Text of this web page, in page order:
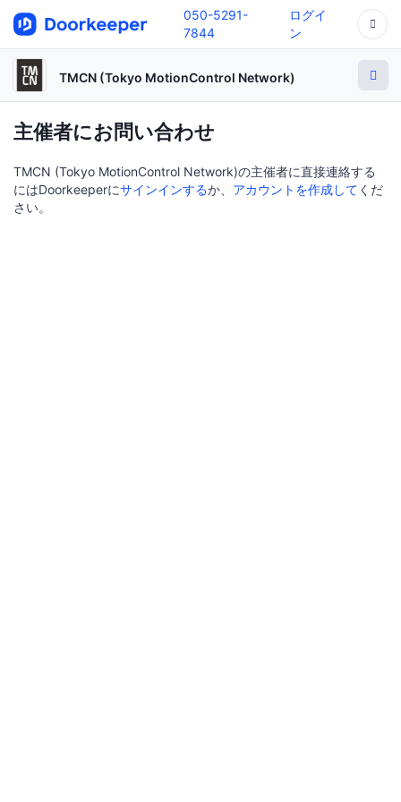
050-5291-
7844
ログイ
ン
TMCN (Tokyo MotionControl Network)
主催者にお問い合わせ
TMCN (Tokyo MotionControl Network)の主催者に直接連絡する
にはDoorkeeperにサインインするか、 アカウントを作成して くだ
さい。